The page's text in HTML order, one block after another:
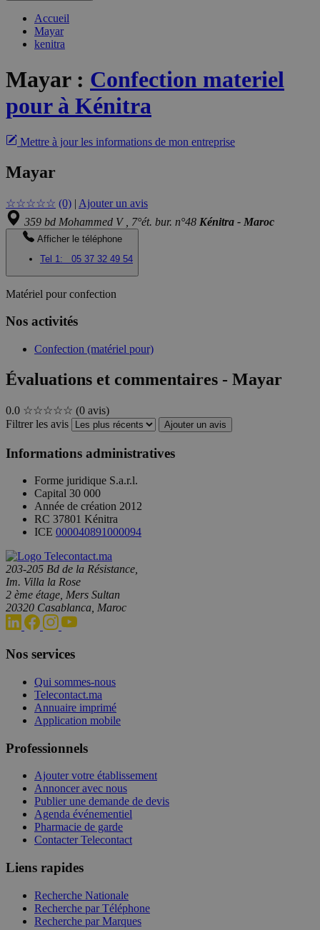
Accueil
Mayar
kenitra
Mayar: Confection materiel
pour à Kénitra
Mettre à jour les informations de mon entreprise
Mayar
☆☆☆☆☆ (0) | Ajouter un avis
359 bd Mohammed V , 7°ét. bur. n°48 Kénitra - Maroc
Afficher le téléphone
Tel 1:
05 37 32 49 54
Matériel pour confection
Nos activités
Confection (matériel pour)
Évaluations et commentaires - Mayar
0.0 ☆☆☆☆☆ (0 avis)
Filtrer les avis
Ajouter un avis
Informations administratives
Forme juridique S.a.r.l.
Capital 30 000
Année de création 2012
RC 37801 Kénitra
ICE 000040891000094
203-205 Bd de la Résistance,
Im. Villa la Rose
2 ème étage, Mers Sultan
20320 Casablanca, Maroc
Nos services
Qui sommes-nous
Telecontact.ma
Annuaire imprimé
Application mobile
Professionnels
Ajouter votre établissement
Annoncer avec nous
Publier une demande de devis
Agenda événementiel
Pharmacie de garde
Contacter Telecontact
Liens rapides
Recherche Nationale
Recherche par Téléphone
Recherche par Marques